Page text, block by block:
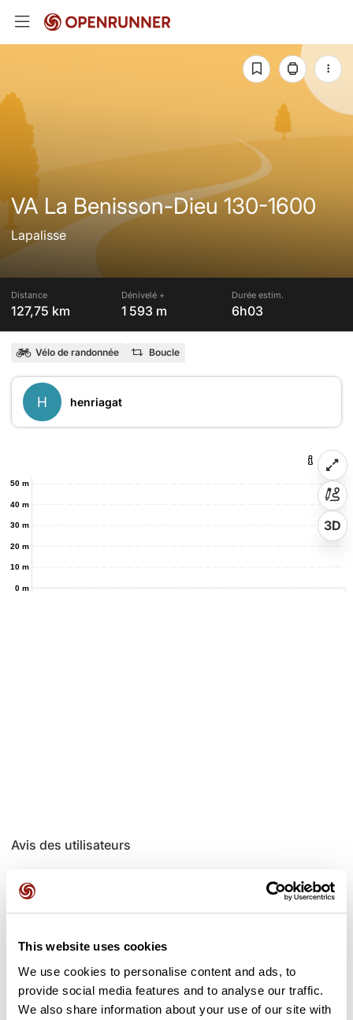
This website uses cookies
We use cookies to personalise content and ads, to
provide social media features and to analyse our traffic.
We also share information about your use of our site with
VA La Benisson-Dieu 130-1600
Lapalisse
Distance
127,75 km
Dénivelé +
1 593 m
Durée estim.
6h03
Vélo de randonnée Boucle
H henriagat
0 m
10 m
20 m
30 m
40 m
50 m
3D
Avis des utilisateurs
Soyez le premier à ajouter un avis !